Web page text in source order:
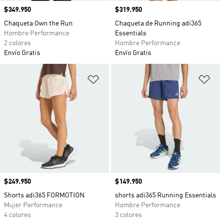
Precio
$349.950
Chaqueta Own the Run
Hombre Performance
2 colores
Envío Gratis
Precio
$319.950
Chaqueta de Running adi365
Essentials
Hombre Performance
Envío Gratis
Añadir a la lista de deseos
Precio
$249.950
Shorts adi365 FORMOTION
Mujer Performance
4 colores
Precio
$149.950
shorts adi365 Running Essentials
Hombre Performance
3 colores